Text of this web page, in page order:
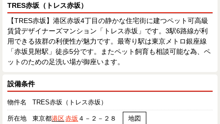
TRES赤坂（トレス赤坂）
【TRES赤坂】港区赤坂4丁目の静かな住宅街に建つペット可高級
賃貸デザイナーズマンション「トレス赤坂」です。3駅6路線が利
用できる抜群の利便性が魅力です。最寄り駅は東京メトロ銀座線
「赤坂見附駅」徒歩5分です。またペット飼育も相談可能な為、ペ
ットのための足洗い場が御座います。
設備条件
物件名 TRES赤坂（トレス赤坂）
所在地 東京都港区赤坂 ４－２－２８ 地図